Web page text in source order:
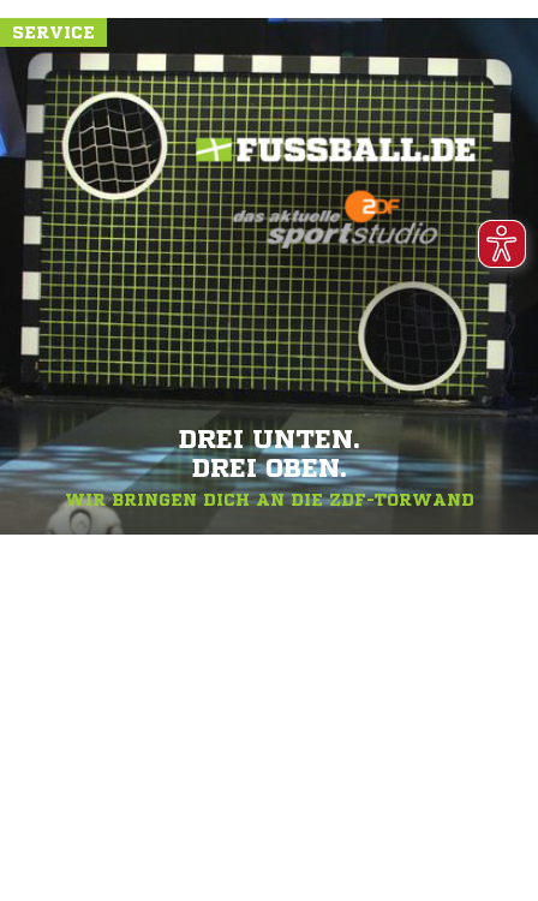
SERVICE
DREI UNTEN.
DREI OBEN.
WIR BRINGEN DICH AN DIE ZDF-TORWAND